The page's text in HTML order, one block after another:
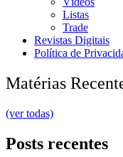
Listas
Trade
Revistas Digitais
Política de
Matérias
(ver todas)
Posts recentes